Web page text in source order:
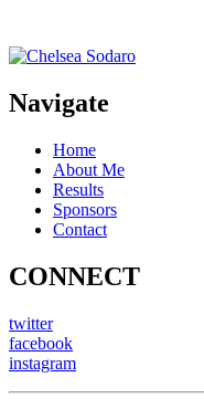
Navigate
Home
About Me
Results
Sponsors
Contact
CONNECT
twitter
facebook
instagram